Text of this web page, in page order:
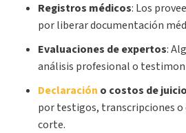
Registros médicos: Los
por liberar documentación
Evaluaciones de expertos:
análisis profesional o
Declaración o costos de juicio
por testigos, transcripciones o
corte.